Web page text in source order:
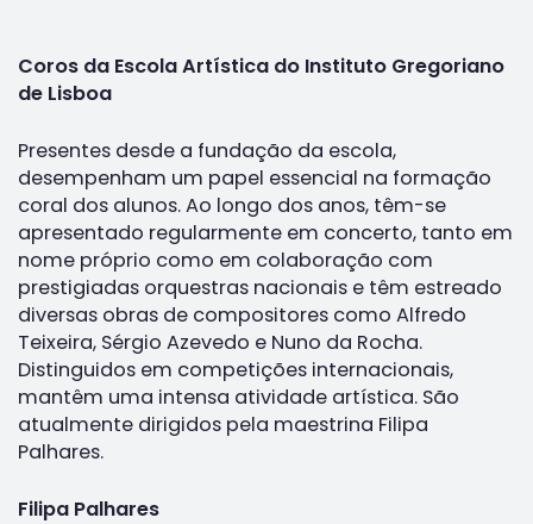
Coros da Escola Artística do Instituto Gregoriano
de Lisboa
Presentes desde a fundação da escola,
desempenham um papel essencial na formação
coral dos alunos. Ao longo dos anos, têm-se
apresentado regularmente em concerto, tanto em
nome próprio como em colaboração com
prestigiadas orquestras nacionais e têm estreado
diversas obras de compositores como Alfredo
Teixeira, Sérgio Azevedo e Nuno da Rocha.
Distinguidos em competições internacionais,
mantêm uma intensa atividade artística. São
atualmente dirigidos pela maestrina Filipa
Palhares.
Filipa Palhares